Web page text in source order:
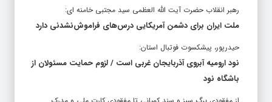
رهبر انقلاب حضرت آیت الله العظمی سید مجتبی خامنه ای:
ملت ایران برای دشمن آمریکایی درس‌های فراموش‌نشدنی دارد
حیدرپور، پیشکسوت فوتبال استان:
نود ارومیه آبروی آذربایجان غربی است / لزوم حمایت مسئولان از
باشگاه نود